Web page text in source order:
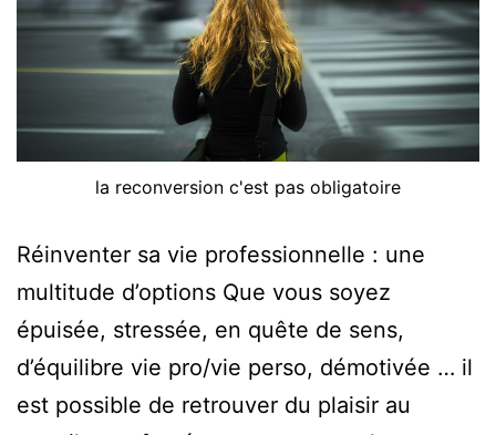
la reconversion c'est pas obligatoire
Réinventer sa vie professionnelle : une
multitude d’options Que vous soyez
épuisée, stressée, en quête de sens,
d’équilibre vie pro/vie perso, démotivée … il
est possible de retrouver du plaisir au